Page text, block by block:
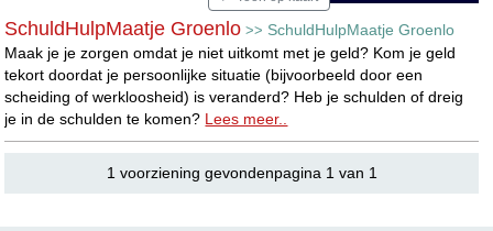
SchuldHulpMaatje Groenlo >> SchuldHulpMaatje Groenlo
Maak je je zorgen omdat je niet uitkomt met je geld? Kom je geld
tekort doordat je persoonlijke situatie (bijvoorbeeld door een
scheiding of werkloosheid) is veranderd? Heb je schulden of dreig
je in de schulden te komen? Lees meer..
1 voorziening gevondenpagina 1 van 1